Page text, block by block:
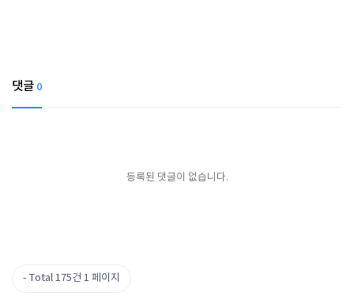
댓글 0
등록된 댓글이 없습니다.
Total 175건 1 페이지